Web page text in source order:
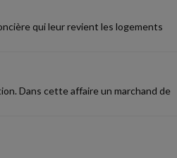
qui leur revient les logements
Dans cette affaire un marchand de